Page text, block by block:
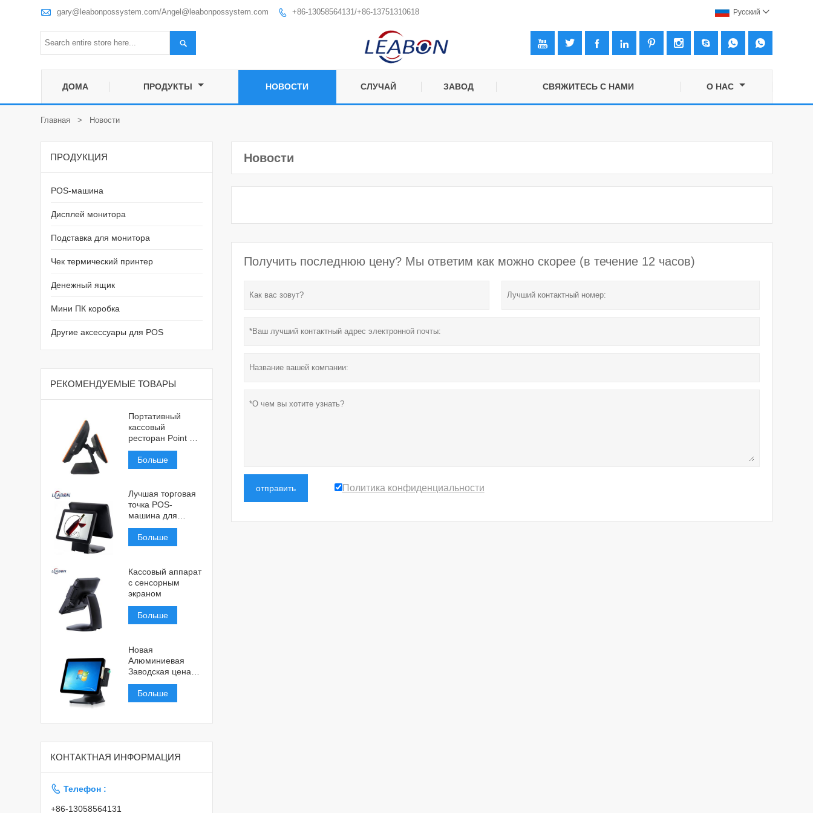
 gary@leabonpossystem.com/Angel@leabonpossystem.com  +86-13058564131/+86-13751310618 Pусский 
        

ДОМА ПРОДУКТЫ НОВОСТИ СЛУЧАЙ ЗАВОД СВЯЖИТЕСЬ С НАМИ О НАС
Главная > Hовости
Hовости
Получить последнюю цену? Мы ответим как можно скорее (в течение 12 часов)
отправить Политика конфиденциальности
ПРОДУКЦИЯ
POS-машина
Дисплей монитора
Подставка для монитора
Чек термический принтер
Денежный ящик
Мини ПК коробка
Другие аксессуары для POS
РЕКОМЕНДУЕМЫЕ ТОВАРЫ
Портативный
кассовый
ресторан Point Of
Sale
Больше
Лучшая торговая
точка POS-
машина для
ресторана
Больше
Кассовый аппарат
с сенсорным
экраном
Больше
Новая
Алюминиевая
Заводская цена
Сенсорный Экран
Pos System
Больше
КОНТАКТНАЯ ИНФОРМАЦИЯ
 Телефон :
+86-13058564131